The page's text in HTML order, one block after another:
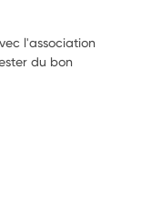
l'association
du bon